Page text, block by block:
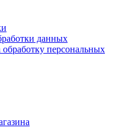
данных
обработку персональных